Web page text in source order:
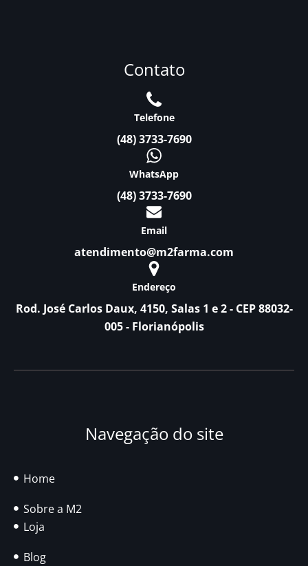
Contato
Telefone
(48) 3733-7690
WhatsApp
(48) 3733-7690
Email
atendimento@m2farma.com
Endereço
Rod. José Carlos Daux, 4150, Salas 1 e 2 - CEP 88032-
005 - Florianópolis
Navegação do site
Home
Sobre a M2
Loja
Blog